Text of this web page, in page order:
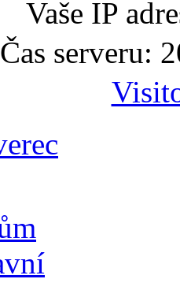
Vaše IP
Čas serveru: